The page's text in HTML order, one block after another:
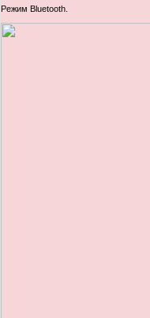
Режим Bluetooth.